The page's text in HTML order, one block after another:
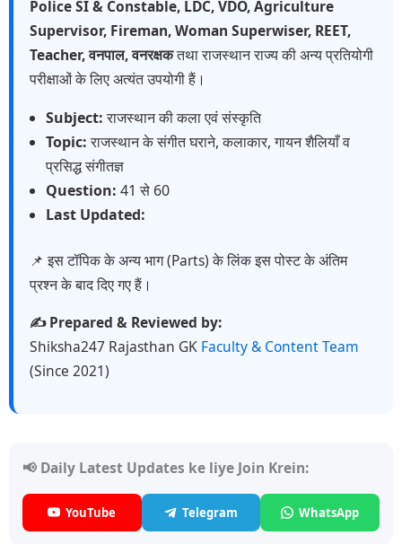
Police SI & Constable, LDC, VDO, Agriculture
Supervisor, Fireman, Woman Superwiser, REET,
Teacher, वनपाल, वनरक्षकतथा राजस्थान राज्य की अन्य प्रतियोगी
परीक्षाओं के लिए अत्यंत उपयोगी हैं।
Subject:राजस्थान की कला एवं संस्कृति
Topic:राजस्थान के संगीत घराने, कलाकार, गायन शैलियाँ व
प्रसिद्ध संगीतज्ञ
Question: 41 से 60
Last Updated:
📌 इस टॉपिक के अन्य भाग (Parts) के लिंक इस पोस्ट के अंतिम
प्रश्न के बाद दिए गए हैं।
✍️ Prepared & Reviewed by:
Shiksha247 Rajasthan GK Faculty & Content Team
(Since 2021)
📢 Daily Latest Updates ke liye Join Krein:
YouTube Telegram WhatsApp